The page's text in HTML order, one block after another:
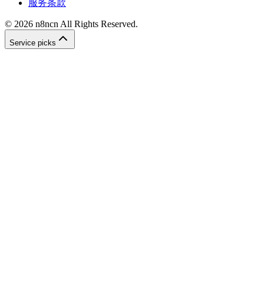
服务条款
© 2026 n8ncn All Rights Reserved.
Service picks